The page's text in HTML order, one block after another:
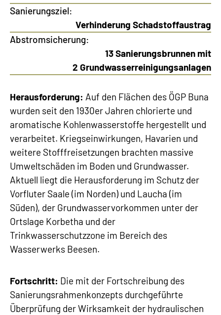
Sanierungsziel:
Verhinderung Schadstoffaustrag
Abstromsicherung:
13 Sanierungsbrunnen mit
2 Grundwasserreinigungsanlagen
Herausforderung: Auf den Flächen des ÖGP Buna
wurden seit den 1930er Jahren chlorierte und
aromatische Kohlenwasserstoffe hergestellt und
verarbeitet. Kriegseinwirkungen, Havarien und
weitere Stofffreisetzungen brachten massive
Umweltschäden im Boden und Grundwasser.
Aktuell liegt die Herausforderung im Schutz der
Vorfluter Saale (im Norden) und Laucha (im
Süden), der Grundwasservorkommen unter der
Ortslage Korbetha und der
Trinkwasserschutzzone im Bereich des
Wasserwerks Beesen.
Fortschritt: Die mit der Fortschreibung des
Sanierungsrahmenkonzepts durchgeführte
Überprüfung der Wirksamkeit der hydraulischen